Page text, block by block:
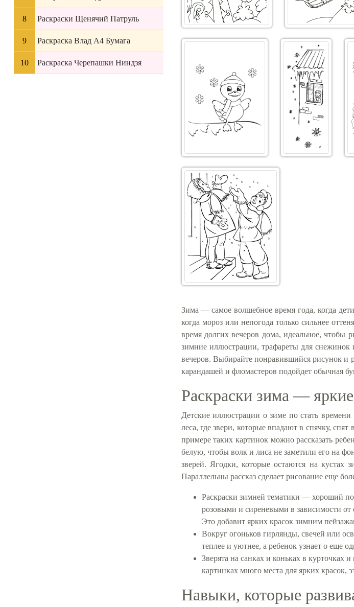
Раскраски Щенячий Патруль
Раскраска Влад А4 Бумага
Раскраска Черепашки Ниндзя
Зима — самое волшебное время года, когда
когда мороз или непогода только сильнее
время долгих вечеров дома, идеальное,
зимние иллюстрации, трафареты для снежинок
вечеров. Выбирайте понравившийся рисунок и
карандашей и фломастеров подойдет обычная
Раскраски зима —
Детские иллюстрации о зиме по стать
леса, где звери, которые впадают в спячку,
примере таких картинок можно рассказать
белую, чтобы волк и лиса не заметили его на
зверей. Ягодки, которые остаются на кустах
Параллельны рассказ сделает рисование еще
Раскраски зимней тематики — хороший
розовыми и сиреневыми в зависимости от
Это добавит ярких красок зимним
Вокруг огоньков гирлянды, свечей или
теплее и уютнее, а ребенок узнает о еще
Зверята на санках и коньках в
картинках много места для ярких
Навыки, которые